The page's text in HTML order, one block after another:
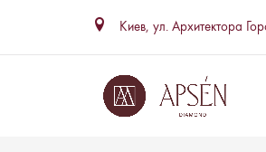
Киев, ул. Архитектора